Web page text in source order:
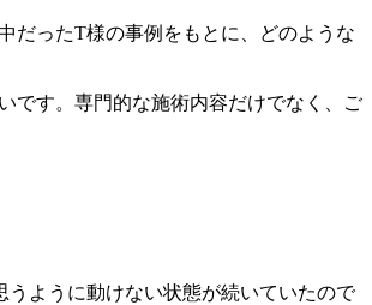
だったT様の事例をもとに、どのような
です。専門的な施術内容だけでなく、ご
ように動けない状態が続いていたので